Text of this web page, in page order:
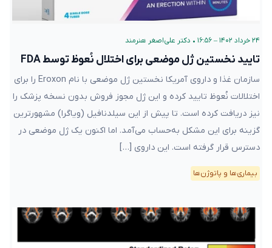
۲۴ خرداد ۱۴۰۲ – ۱۶:۵۶ • دکتر علی‌اصغر هنرمند
تایید نخستین ژل موضعی برای اختلال نُعوظ توسط FDA
سازمان غذا و داروی آمریکا نخستین ژل موضعی با نام Eroxon را برای
اختلالات نُعوظ تایید کرده و این ژل مجوز فروش بدون نسخه پزشک را
نیز دریافت کرده است. تا پیش از این سیلدنافیل (ویاگرا) مشهور‌ترین
گزینه برای این مشکل به‌حساب می‌آمد. اما اکنون یک ژل موضعی در
دسترس قرار گرفته است. این داروی […]
بیماری‌ها و پاتوژن‌ها